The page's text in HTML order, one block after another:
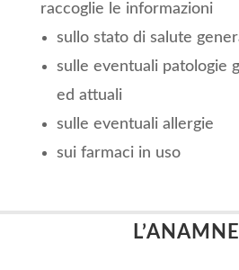
raccoglie le informazioni
sullo stato di salute
sulle eventuali patologie
ed attuali
sulle eventuali allergie
sui farmaci in uso